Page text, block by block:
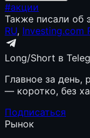
#акции
Также писали об
RU, Investing.com
Long/Short в
Главное за день,
— коротко, без
Подписаться
Рынок